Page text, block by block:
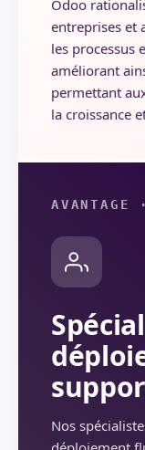
Odoo
entreprises et
les processus
améliorant
permettant
la croissance
AVANTAGE
Nos